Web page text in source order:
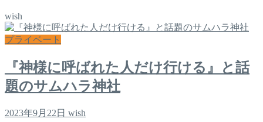
wish
プライベート
『神様に呼ばれた人だけ行ける』と話
題のサムハラ神社
2023年9月22日 wish